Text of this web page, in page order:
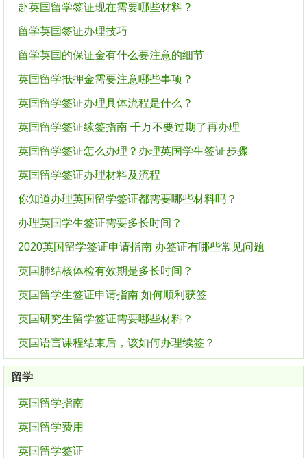
赴英国留学签证现在需要哪些材料？
留学英国签证办理技巧
留学英国的保证金有什么要注意的细节
英国留学抵押金需要注意哪些事项？
英国留学签证办理具体流程是什么？
英国留学签证续签指南 千万不要过期了再办理
英国留学签证怎么办理？办理英国学生签证步骤
英国留学签证办理材料及流程
你知道办理英国留学签证都需要哪些材料吗？
办理英国学生签证需要多长时间？
2020英国留学签证申请指南 办签证有哪些常见问题
英国肺结核体检有效期是多长时间？
英国留学生签证申请指南 如何顺利获签
英国研究生留学签证需要哪些材料？
英国语言课程结束后，该如何办理续签？
留学
英国留学指南
英国留学费用
英国留学签证